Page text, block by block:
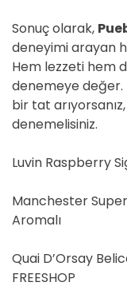
Sonuç olarak,
deneyimi arayan
Hem lezzeti hem
denemeye değer.
bir tat
denemelisiniz.
Luvin Raspberry
Manchester
Aromalı
Quai D’Orsay
FREESHOP